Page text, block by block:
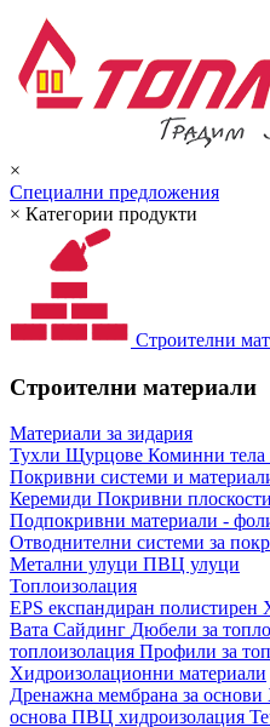
×
Специални предложения
× Категории продукти
Строителни
Строителни материали
Материали за зидария
Тухли Щурцове Коминни тела
Покривни системи и
Керемиди Покривни плоскости
Подпокривни материали -
Отводнителни системи за
Метални улуци ПВЦ улуци
Топлоизолация
EPS експандиран полистирен
Вата Сайдинг Дюбели за
топлоизолация Профили за
Хидроизолационни материали
Дренажна мембрана за основи
основа ПВЦ хидроизолация